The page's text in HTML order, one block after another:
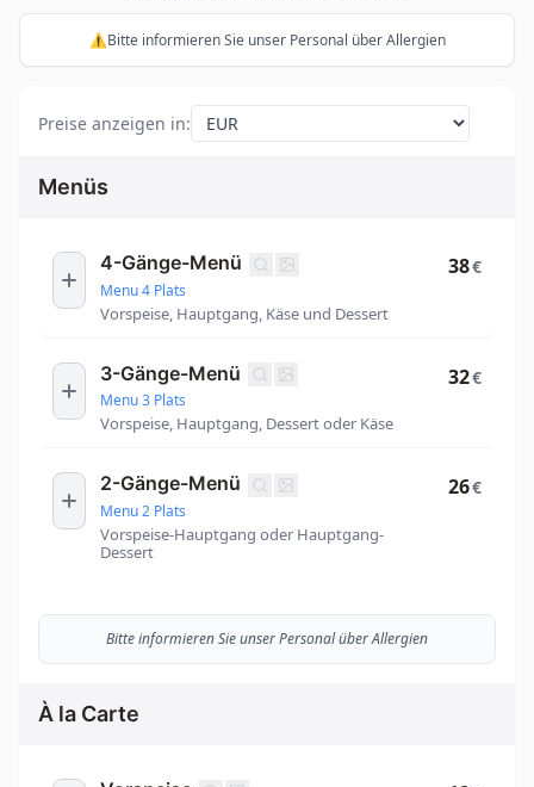
⚠️Bitte informieren Sie unser Personal über Allergien
Preise anzeigen in:
Menüs
4-Gänge-Menü
Menu 4 Plats
Vorspeise, Hauptgang, Käse und Dessert
38€
3-Gänge-Menü
Menu 3 Plats
Vorspeise, Hauptgang, Dessert oder Käse
32€
2-Gänge-Menü
Menu 2 Plats
Vorspeise-Hauptgang oder Hauptgang-
Dessert
26€
Bitte informieren Sie unser Personal über Allergien
À la Carte